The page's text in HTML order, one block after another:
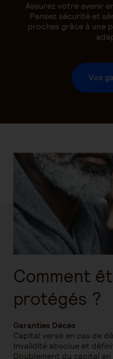
Assurez votre avenir
Pensez sécurité et
proches grâce à une
Vos
Comment
protégés ?
Garanties Décès
Capital versé en cas de
Invalidité absolue et
Doublement du capital